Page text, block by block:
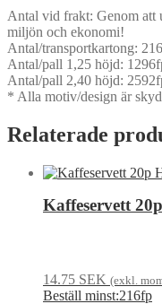
Antal vid frakt: Genom att
miljön och ekonomi!
Antal/transportkartong:
Antal/pall 1,25 höjd:
Antal/pall 2,40 höjd:
* Alla motiv/design är
Relaterade
Kaffeservett
14.75 SEK (exkl.
Beställ minst:216fp